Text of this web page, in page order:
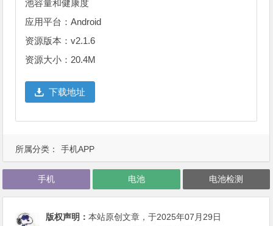
池容量和健康度
应用平台：Android
资源版本：v2.1.6
资源大小：20.4M
下载地址
所属分类： 手机APP
手机 电池 电池检测
版权声明：本站原创文章，于2025年07月29日